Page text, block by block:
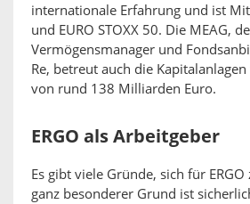
internationale Erfahrung und ist
und EURO STOXX 50. Die MEAG,
Vermögensmanager und
Re, betreut auch die
von rund 138 Milliarden Euro.
ERGO als Arbeitgeber
Es gibt viele Gründe, sich für
ganz besonderer Grund ist